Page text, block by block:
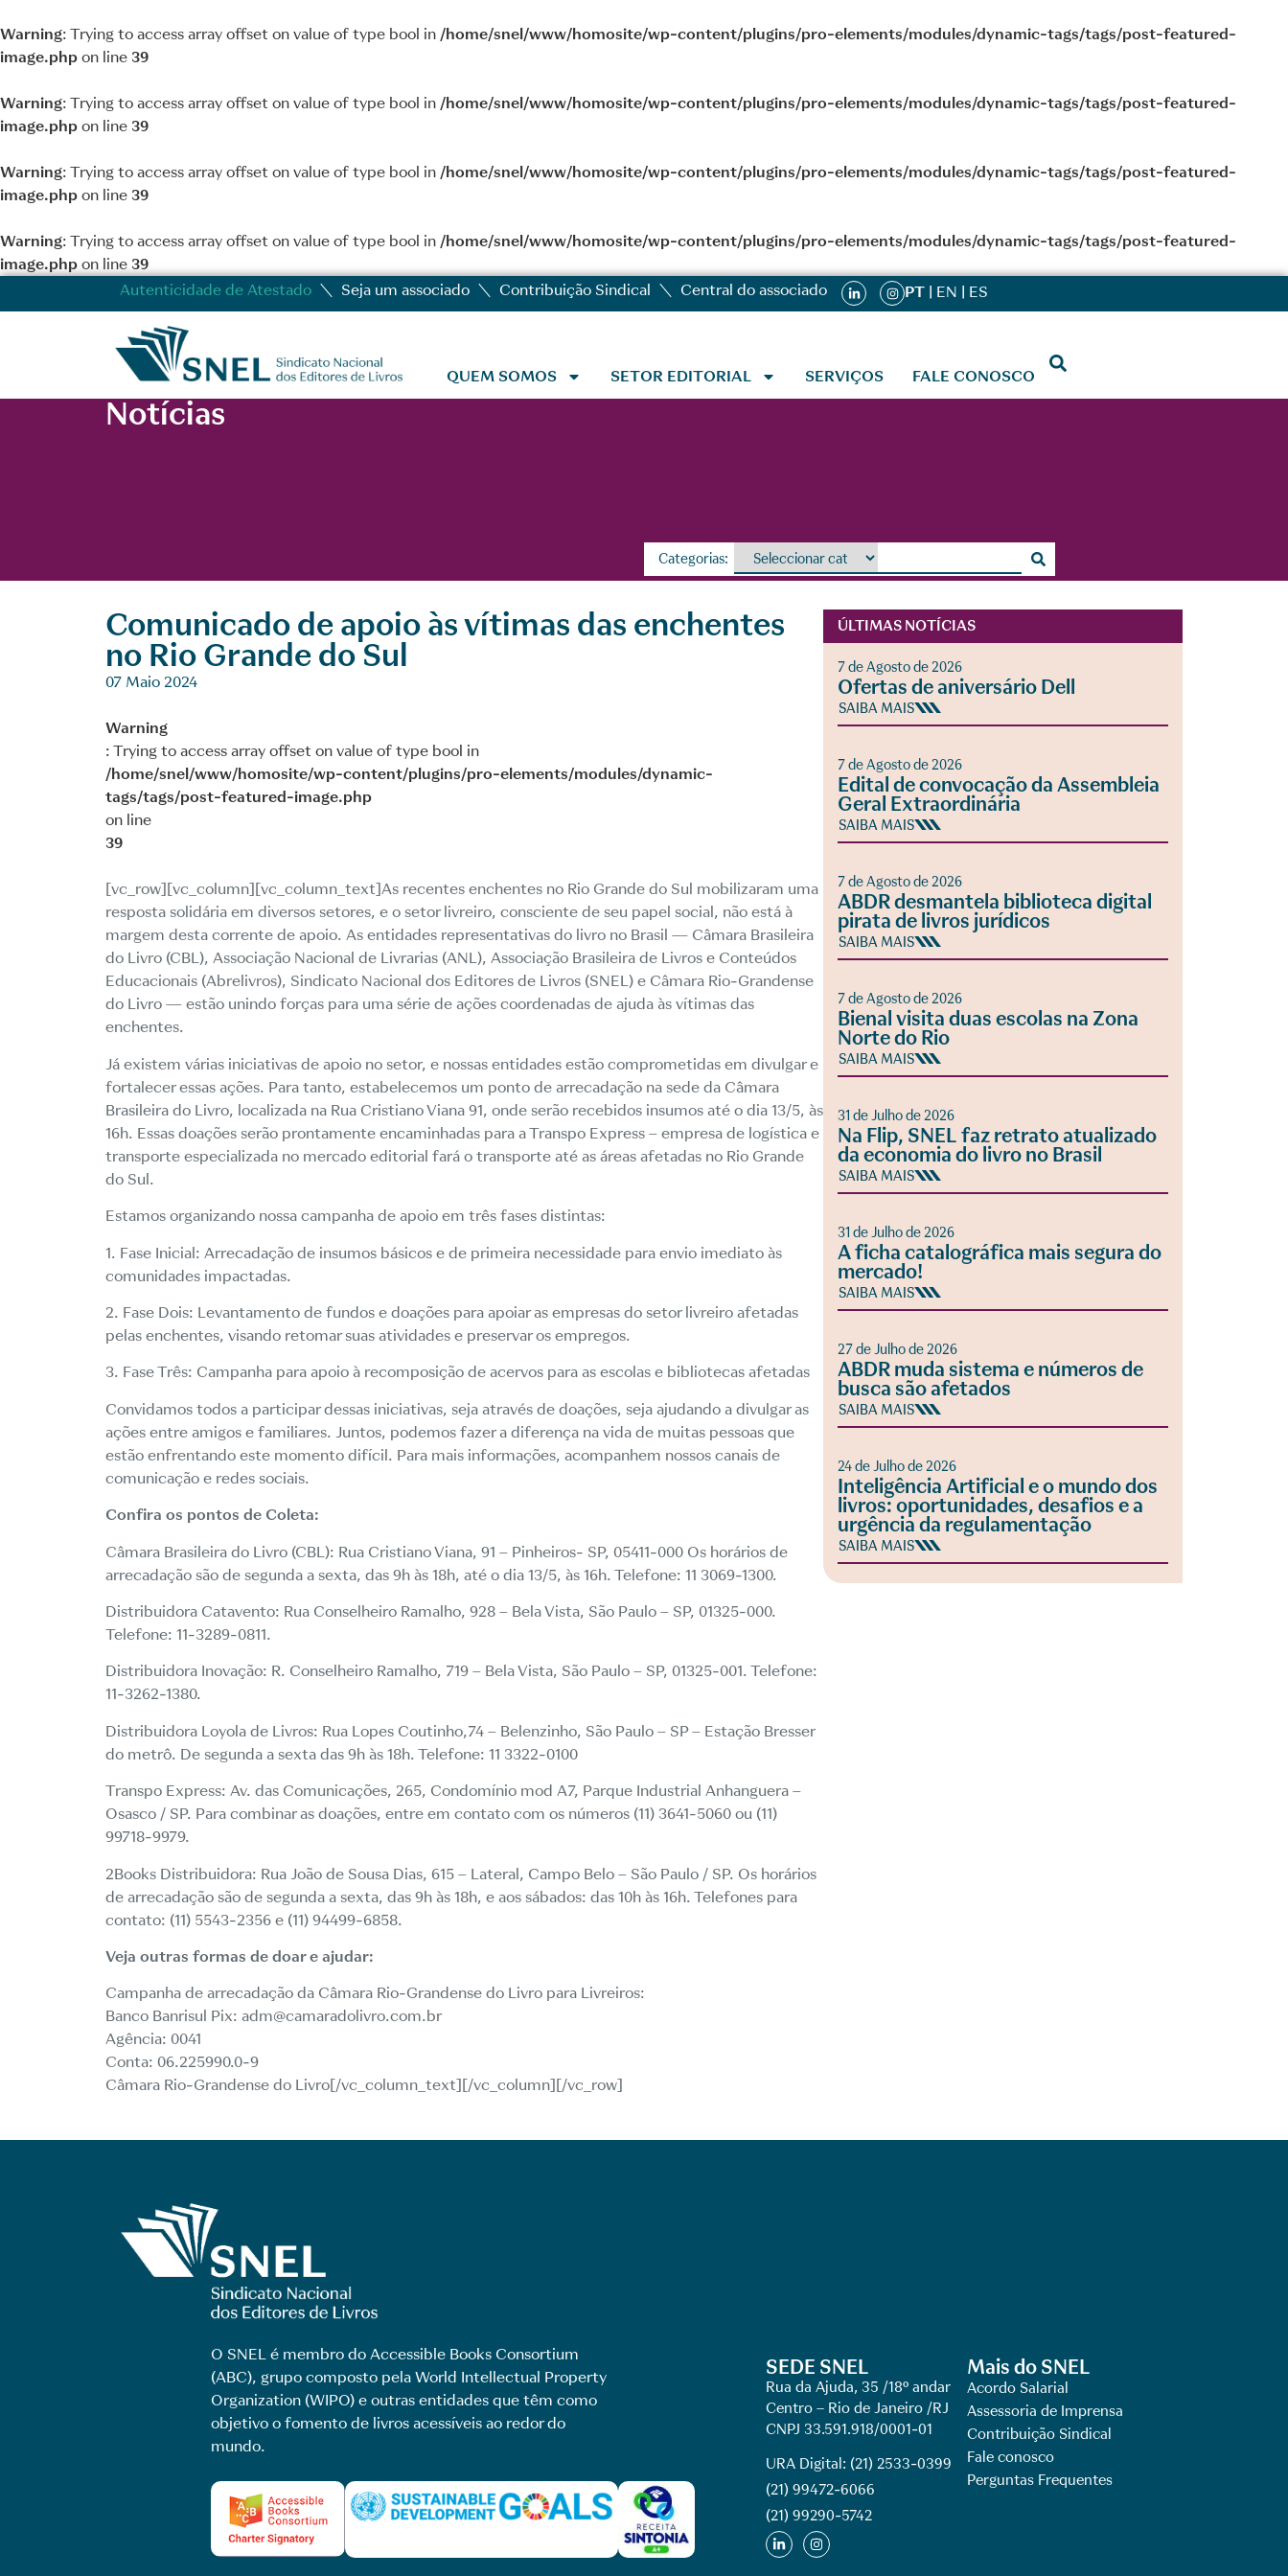
Warning: Trying to access array offset on value of type bool in /home/snel/www/homosite/wp-content/plugins/pro-elements/modules/dynamic-tags/tags/post-featured-
image.php on line 39
Warning: Trying to access array offset on value of type bool in /home/snel/www/homosite/wp-content/plugins/pro-elements/modules/dynamic-tags/tags/post-featured-
image.php on line 39
Warning: Trying to access array offset on value of type bool in /home/snel/www/homosite/wp-content/plugins/pro-elements/modules/dynamic-tags/tags/post-featured-
image.php on line 39
Warning: Trying to access array offset on value of type bool in /home/snel/www/homosite/wp-content/plugins/pro-elements/modules/dynamic-tags/tags/post-featured-
image.php on line 39
Autenticidade de Atestado
Seja um associado Contribuição Sindical Central do associado PT | EN | ES
QUEM SOMOS SETOR EDITORIAL SERVIÇOS FALE CONOSCO
Notícias
Categorias:
Comunicado de apoio às vítimas das enchentes
no Rio Grande do Sul
07 Maio 2024
Warning
: Trying to access array offset on value of type bool in
/home/snel/www/homosite/wp-content/plugins/pro-elements/modules/dynamic-
tags/tags/post-featured-image.php
on line
39
[vc_row][vc_column][vc_column_text]As recentes enchentes no Rio Grande do Sul mobilizaram uma
resposta solidária em diversos setores, e o setor livreiro, consciente de seu papel social, não está à
margem desta corrente de apoio. As entidades representativas do livro no Brasil — Câmara Brasileira
do Livro (CBL), Associação Nacional de Livrarias (ANL), Associação Brasileira de Livros e Conteúdos
Educacionais (Abrelivros), Sindicato Nacional dos Editores de Livros (SNEL) e Câmara Rio-Grandense
do Livro — estão unindo forças para uma série de ações coordenadas de ajuda às vítimas das
enchentes.
Já existem várias iniciativas de apoio no setor, e nossas entidades estão comprometidas em divulgar e
fortalecer essas ações. Para tanto, estabelecemos um ponto de arrecadação na sede da Câmara
Brasileira do Livro, localizada na Rua Cristiano Viana 91, onde serão recebidos insumos até o dia 13/5, às
16h. Essas doações serão prontamente encaminhadas para a Transpo Express – empresa de logística e
transporte especializada no mercado editorial fará o transporte até as áreas afetadas no Rio Grande
do Sul.
Estamos organizando nossa campanha de apoio em três fases distintas:
1. Fase Inicial: Arrecadação de insumos básicos e de primeira necessidade para envio imediato às
comunidades impactadas.
2. Fase Dois: Levantamento de fundos e doações para apoiar as empresas do setor livreiro afetadas
pelas enchentes, visando retomar suas atividades e preservar os empregos.
3. Fase Três: Campanha para apoio à recomposição de acervos para as escolas e bibliotecas afetadas
Convidamos todos a participar dessas iniciativas, seja através de doações, seja ajudando a divulgar as
ações entre amigos e familiares. Juntos, podemos fazer a diferença na vida de muitas pessoas que
estão enfrentando este momento difícil. Para mais informações, acompanhem nossos canais de
comunicação e redes sociais.
Confira os pontos de Coleta:
Câmara Brasileira do Livro (CBL): Rua Cristiano Viana, 91 – Pinheiros- SP, 05411-000 Os horários de
arrecadação são de segunda a sexta, das 9h às 18h, até o dia 13/5, às 16h. Telefone: 11 3069-1300.
Distribuidora Catavento: Rua Conselheiro Ramalho, 928 – Bela Vista, São Paulo – SP, 01325-000.
Telefone: 11-3289-0811.
Distribuidora Inovação: R. Conselheiro Ramalho, 719 – Bela Vista, São Paulo – SP, 01325-001. Telefone:
11-3262-1380.
Distribuidora Loyola de Livros: Rua Lopes Coutinho,74 – Belenzinho, São Paulo – SP – Estação Bresser
do metrô. De segunda a sexta das 9h às 18h. Telefone: 11 3322-0100
Transpo Express: Av. das Comunicações, 265, Condomínio mod A7, Parque Industrial Anhanguera –
Osasco / SP. Para combinar as doações, entre em contato com os números (11) 3641-5060 ou (11)
99718-9979.
2Books Distribuidora: Rua João de Sousa Dias, 615 – Lateral, Campo Belo – São Paulo / SP. Os horários
de arrecadação são de segunda a sexta, das 9h às 18h, e aos sábados: das 10h às 16h. Telefones para
contato: (11) 5543-2356 e (11) 94499-6858.
Veja outras formas de doar e ajudar:
Campanha de arrecadação da Câmara Rio-Grandense do Livro para Livreiros:
Banco Banrisul Pix: adm@camaradolivro.com.br
Agência: 0041
Conta: 06.225990.0-9
Câmara Rio-Grandense do Livro[/vc_column_text][/vc_column][/vc_row]
ÚLTIMAS NOTÍCIAS
7 de Agosto de 2026
Ofertas de aniversário Dell
SAIBA MAIS
7 de Agosto de 2026
Edital de convocação da Assembleia
Geral Extraordinária
SAIBA MAIS
7 de Agosto de 2026
ABDR desmantela biblioteca digital
pirata de livros jurídicos
SAIBA MAIS
7 de Agosto de 2026
Bienal visita duas escolas na Zona
Norte do Rio
SAIBA MAIS
31 de Julho de 2026
Na Flip, SNEL faz retrato atualizado
da economia do livro no Brasil
SAIBA MAIS
31 de Julho de 2026
A ficha catalográfica mais segura do
mercado!
SAIBA MAIS
27 de Julho de 2026
ABDR muda sistema e números de
busca são afetados
SAIBA MAIS
24 de Julho de 2026
Inteligência Artificial e o mundo dos
livros: oportunidades, desafios e a
urgência da regulamentação
SAIBA MAIS
O SNEL é membro do Accessible Books Consortium
(ABC), grupo composto pela World Intellectual Property
Organization (WIPO) e outras entidades que têm como
objetivo o fomento de livros acessíveis ao redor do
mundo.
SEDE SNEL
Rua da Ajuda, 35 /18º andar
Centro – Rio de Janeiro /RJ
CNPJ 33.591.918/0001-01
URA Digital: (21) 2533-0399
(21) 99472-6066
(21) 99290-5742​
Mais do SNEL
Acordo Salarial
Assessoria de Imprensa
Contribuição Sindical
Fale conosco
Perguntas Frequentes